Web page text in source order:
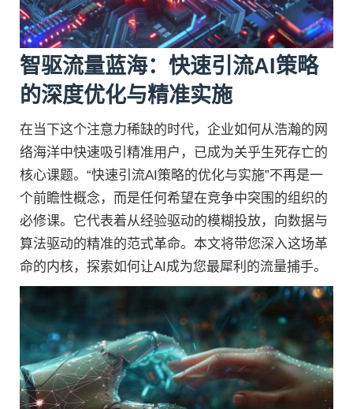
智驱流量蓝海：快速引流AI策略
的深度优化与精准实施
在当下这个注意力稀缺的时代，企业如何从浩瀚的网
络海洋中快速吸引精准用户，已成为关乎生死存亡的
核心课题。“快速引流AI策略的优化与实施”不再是一
个前瞻性概念，而是任何希望在竞争中突围的组织的
必修课。它代表着从经验驱动的模糊投放，向数据与
算法驱动的精准的范式革命。本文将带您深入这场革
命的内核，探索如何让AI成为您最犀利的流量捕手。